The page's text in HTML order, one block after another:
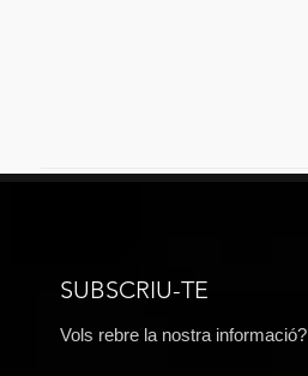
Vols rebre la nostra informació?
SUBSCRIU-TE